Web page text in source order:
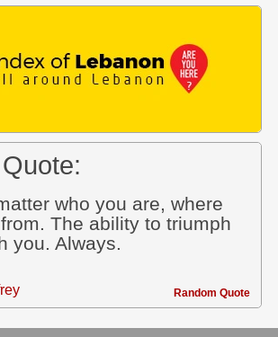
who you are, where
The ability to triumph
you. Always.
Random Quote